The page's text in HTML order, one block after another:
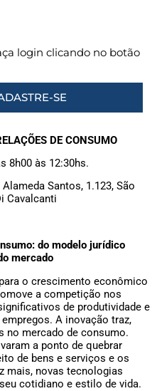
login clicando no botão
SE
DE CONSUMO
8h00 às 12:30hs.
Santos, 1.123, São
Cavalcanti
do modelo jurídico
mercado
o crescimento econômico
a competição nos
de produtividade e
A inovação traz,
no mercado de consumo.
a ponto de quebrar
de bens e serviços e os
mais, novas tecnologias
cotidiano e estilo de vida.